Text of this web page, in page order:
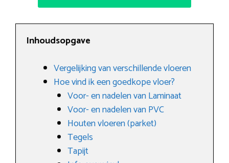
Inhoudsopgave
Vergelijking van verschillende vloeren
Hoe vind ik een goedkope vloer?
Voor- en nadelen van Laminaat
Voor- en nadelen van PVC
Houten vloeren (parket)
Tegels
Tapijt